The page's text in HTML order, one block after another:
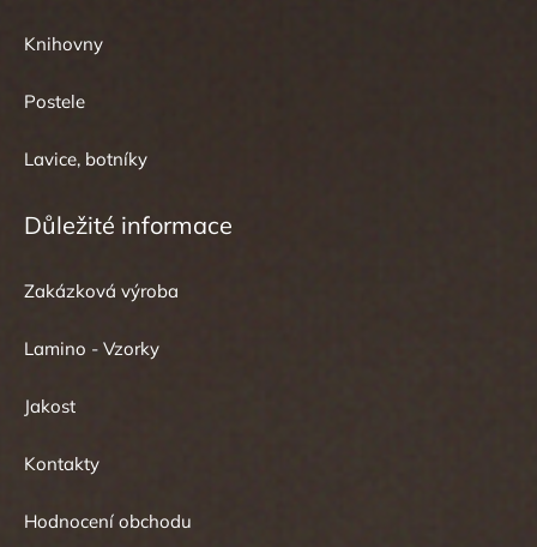
Knihovny
Postele
Lavice, botníky
Důležité informace
Zakázková výroba
Lamino - Vzorky
Jakost
Kontakty
Hodnocení obchodu